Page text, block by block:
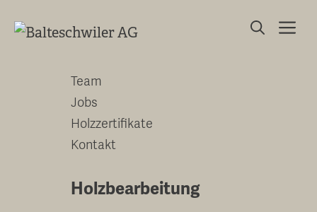
zum
Team
Jobs
Holzzertifikate
Kontakt
Holzbearbeitung